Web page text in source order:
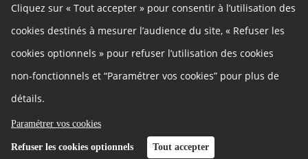
Cliquez sur « Tout accepter » pour consentir à l’utilisation des
cookies destinés à mesurer l’audience du site, « Refuser les
cookies optionnels » pour refuser l’utilisation des cookies
non-fonctionnels et “Paramétrer vos cookies” pour plus de
détails.
Paramétrer vos cookies
Refuser les cookies optionnels Tout accepter
Autres liens
Cookies Gestion des cookies
Politique de confidentialité Mentions légales
Besoin d'aide ? Qui sommes nous ?
Charte
Développeurs